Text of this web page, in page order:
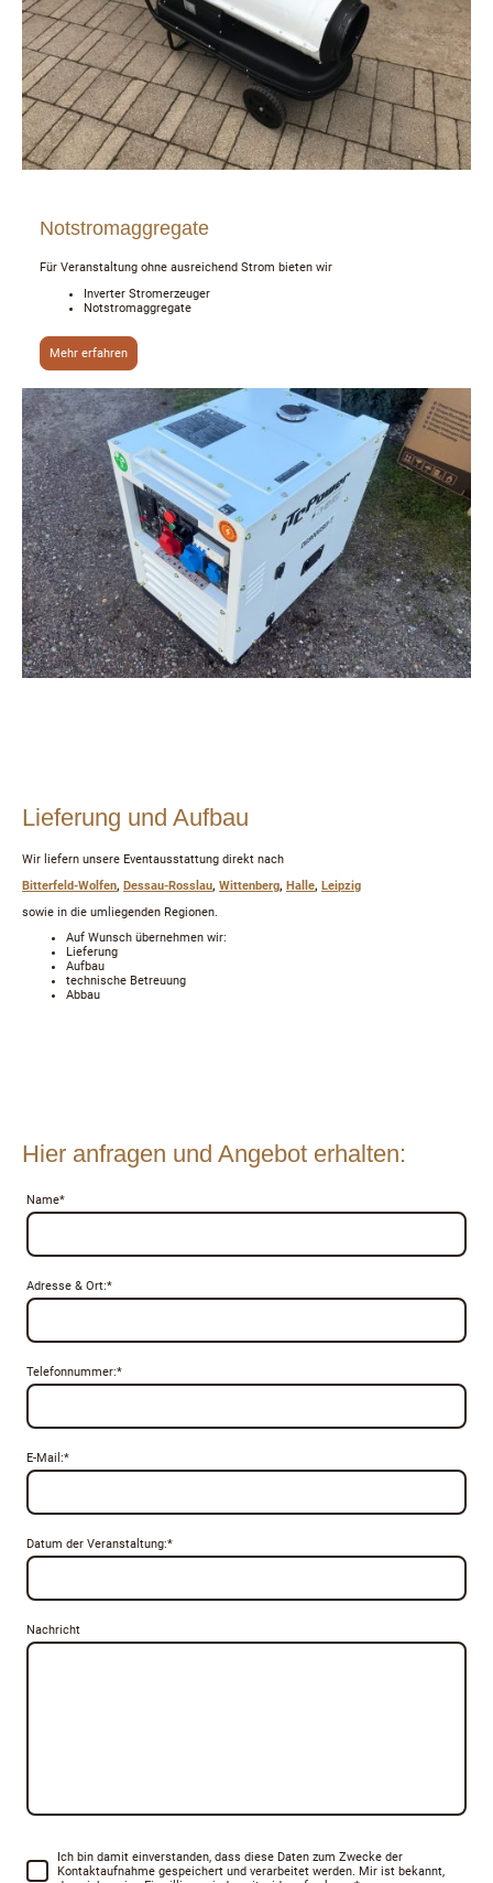
Notstromaggregate
Für Veranstaltung ohne ausreichend Strom bieten wir
Inverter Stromerzeuger
Notstromaggregate
Mehr erfahren
Lieferung und Aufbau
Wir liefern unsere Eventausstattung direkt nach
Bitterfeld-Wolfen, Dessau-Rosslau, Wittenberg, Halle, Leipzig
sowie in die umliegenden Regionen.
Auf Wunsch übernehmen wir:
Lieferung
Aufbau
technische Betreuung
Abbau
Hier anfragen und Angebot erhalten:
Name*
Adresse & Ort:*
Telefonnummer:*
E-Mail:*
Datum der Veranstaltung:*
Nachricht
Ich bin damit einverstanden, dass diese Daten zum Zwecke der
Kontaktaufnahme gespeichert und verarbeitet werden. Mir ist bekannt,